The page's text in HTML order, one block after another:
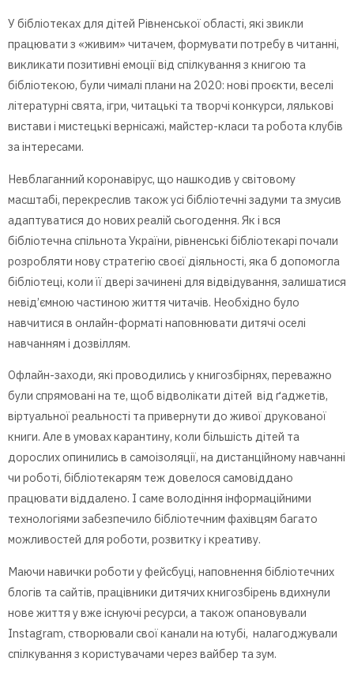
У бібліотеках для дітей Рівненської області, які звикли
працювати з «живим» читачем, формувати потребу в читанні,
викликати позитивні емоції від спілкування з книгою та
бібліотекою, були чималі плани на 2020: нові проєкти, веселі
літературні свята, ігри, читацькі та творчі конкурси, лялькові
вистави і мистецькі вернісажі, майстер-класи та робота клубів
за інтересами.
Невблаганний коронавірус, що нашкодив у cвітовому
масштабі, перекреслив також усі бібліотечні задуми та змусив
адаптуватися до нових реалій сьогодення. Як і вся
бібліотечна спільнота України, рівненські бібліотекарі почали
розробляти нову стратегію своєї діяльності, яка б допомогла
бібліотеці, коли її двері зачинені для відвідування, залишатися
невід’ємною частиною життя читачів. Необхідно було
навчитися в онлайн-форматі наповнювати дитячі оселі
навчанням і дозвіллям.
Офлайн-заходи, які проводились у книгозбірнях, переважно
були спрямовані на те, щоб відволікати дітей від ґаджетів,
віртуальної реальності та привернути до живої друкованої
книги. Але в умовах карантину, коли більшість дітей та
дорослих опинились в самоізоляції, на дистанційному навчанні
чи роботі, бібліотекарям теж довелося самовіддано
працювати віддалено. І саме володіння інформаційними
технологіями забезпечило бібліотечним фахівцям багато
можливостей для роботи, розвитку і креативу.
Маючи навички роботи у фейсбуці, наповнення бібліотечних
блогів та сайтів, працівники дитячих книгозбірень вдихнули
нове життя у вже існуючі ресурси, а також опановували
Instagram, створювали свої канали на ютубі, налагоджували
спілкування з користувачами через вайбер та зум.